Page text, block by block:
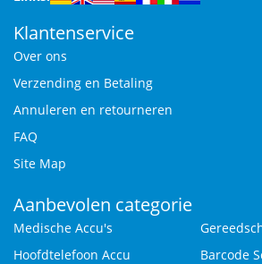
Klantenservice
Over ons
Verzending en Betaling
Annuleren en retourneren
FAQ
Site Map
Aanbevolen categorie
Medische Accu's
Hoofdtelefoon Accu
Barcode